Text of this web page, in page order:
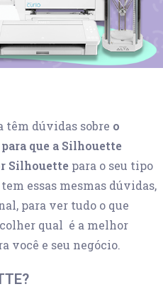
têm dúvidas sobre o
para que a Silhouette
Silhouette para o seu tipo
essas mesmas dúvidas,
para ver tudo o que
qual é a melhor
você e seu negócio.